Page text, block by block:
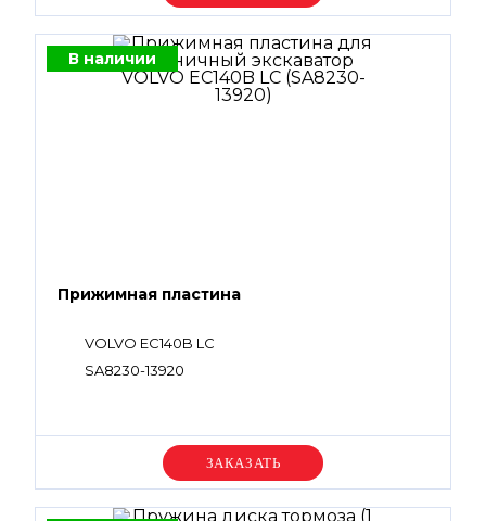
В наличии
Прижимная пластина
VOLVO EC140B LC
SA8230-13920
Уточняйте цену